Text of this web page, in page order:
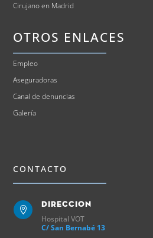
Cirujano en Madrid
OTROS ENLACES
Empleo
Aseguradoras
Canal de denuncias
Galería
CONTACTO

Direccion
Hospital VOT
C/ San Bernabé 13